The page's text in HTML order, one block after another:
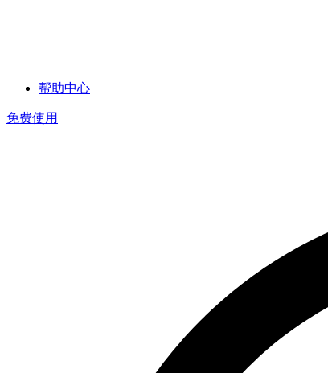
帮助中心
免费使用